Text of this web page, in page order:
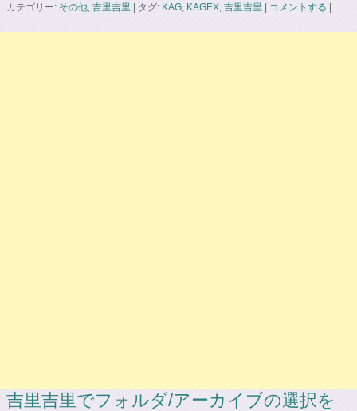
カテゴリー: その他, 吉里吉里 | タグ: KAG, KAGEX, 吉里吉里 | コメントする |
吉里吉里でフォルダ/アーカイブの選択を